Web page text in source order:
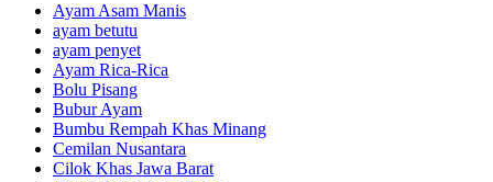
Ayam Asam Manis
ayam betutu
ayam penyet
Ayam Rica-Rica
Bolu Pisang
Bubur Ayam
Bumbu Rempah Khas Minang
Cemilan Nusantara
Cilok Khas Jawa Barat